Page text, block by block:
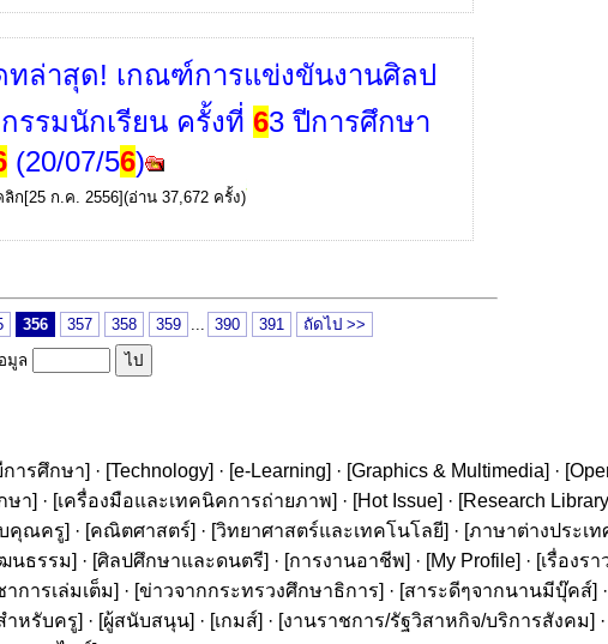
ทล่าสุด! เกณฑ์การแข่งขันงานศิลป
รรมนักเรียน ครั้งที่63 ปีการศึกษา
(20/07/56)
ลิก[25 ก.ค. 2556](อ่าน 37,672 ครั้ง)
356 357 358 359 390 391
ถัดไป >>
มูล
ารศึกษา] · [Technology] · [e-Learning] · [Graphics & Multimedia] · [
ษา] · [เครื่องมือและเทคนิคการถ่ายภาพ] · [Hot Issue] · [Research Library
คุณครู] · [คณิตศาสตร์] · [วิทยาศาสตร์และเทคโนโลยี] · [ภาษาต่างประเท
นธรรม] · [ศิลปศึกษาและดนตรี] · [การงานอาชีพ] · [My Profile] · [เรื่องร
การเล่มเต็ม] · [ข่าวจากกระทรวงศึกษาธิการ] · [สาระดีๆจากนานมีบุ๊คส์]
ำหรับครู] · [ผู้สนับสนุน] · [เกมส์] · [งานราชการ/รัฐวิสาหกิจ/บริการสังคม]